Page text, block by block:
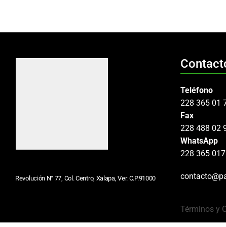
Revolución N° 77, Col. Centro, Xalapa, Ver. C.P.91000
Teléfono
228 365 01
Fax
228 488 02
WhatsApp
228 365
Términos y